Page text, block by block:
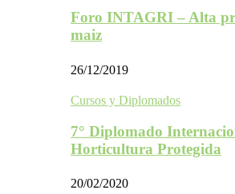
Foro INTAGRI – Alta
maiz
26/12/2019
Cursos y Diplomados
7° Diplomado
Horticultura Protegida
20/02/2020